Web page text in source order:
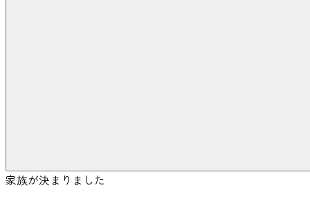
家族が決まりました